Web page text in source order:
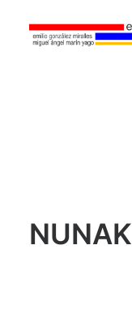
NUNAK